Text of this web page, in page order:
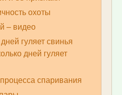
охоты
– видео
гуляет свинья
дней гуляет
спаривания